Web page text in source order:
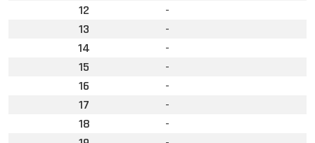
12
-
13
-
14
-
15
-
16
-
17
-
18
-